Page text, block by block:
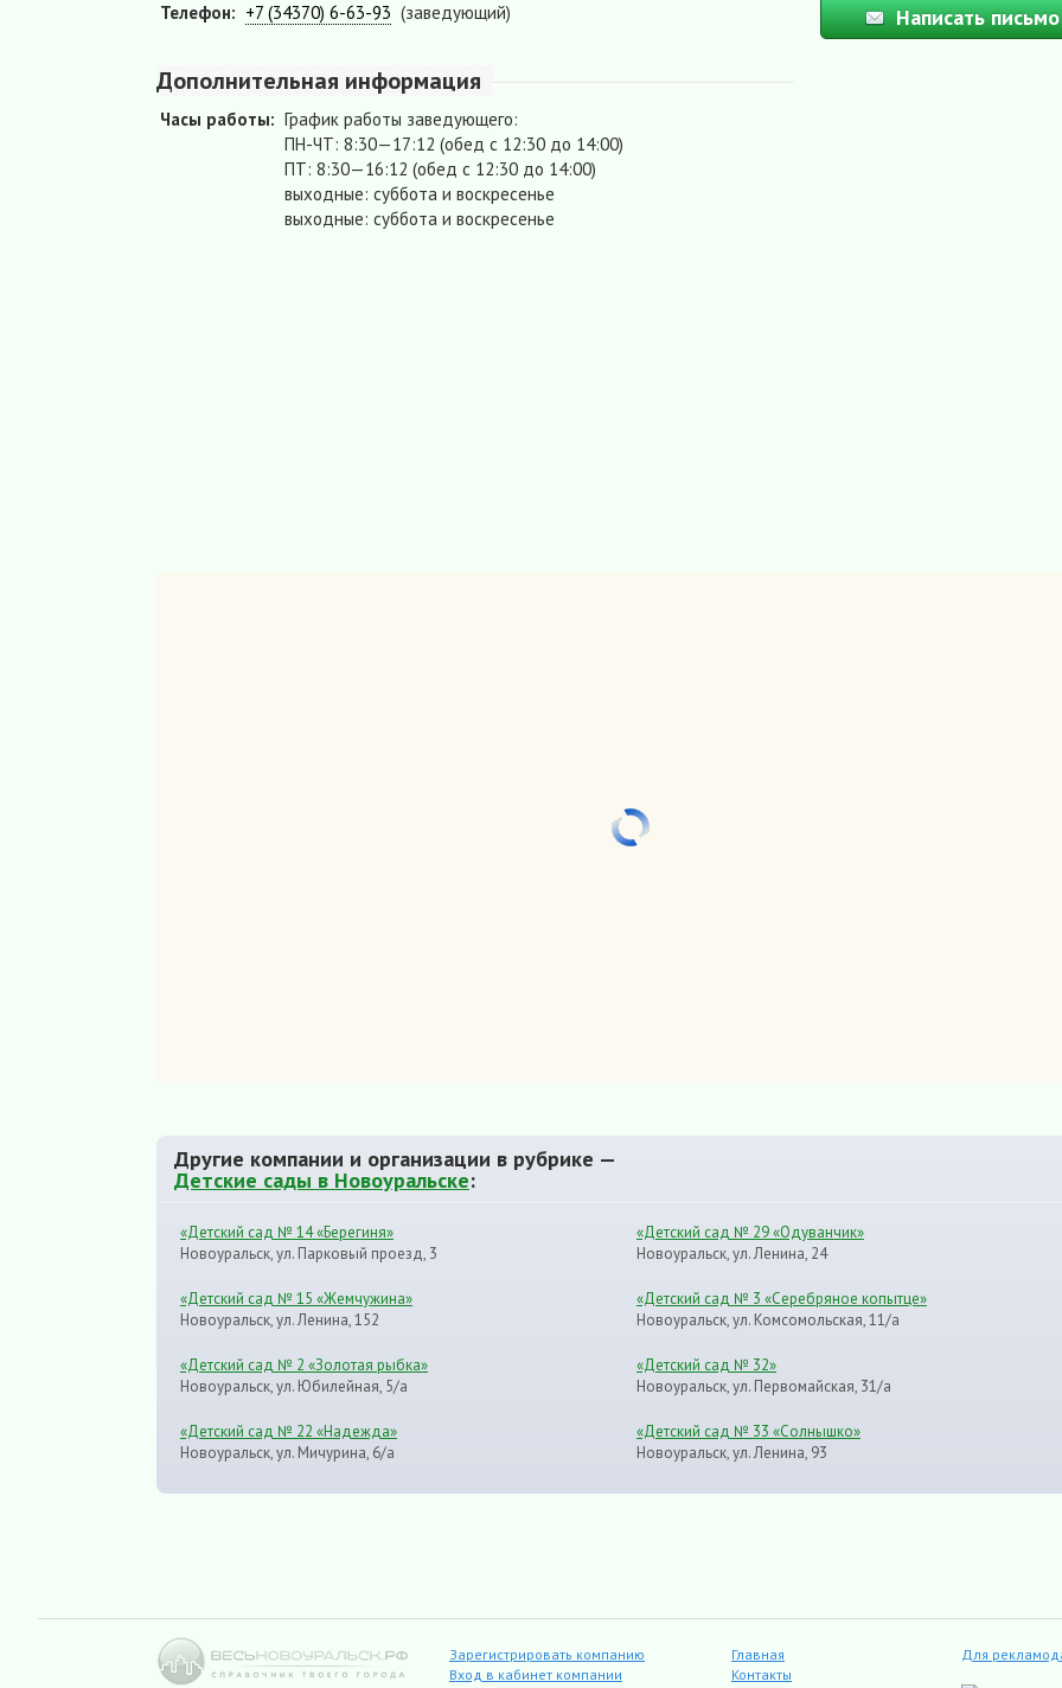
Телефон: +7 (34370) 6-63-93 (заведующий)
Дополнительная информация
Часы работы: График работы заведующего:
ПН-ЧТ: 8:30—17:12 (обед с 12:30 до 14:00)
ПТ: 8:30—16:12 (обед с 12:30 до 14:00)
выходные: суббота и воскресенье
выходные: суббота и воскресенье
Написать письмо
Другие компании и организации в рубрике —
Детские сады в Новоуральске:
«Детский сад № 14 «Берегиня»
Новоуральск, ул. Парковый проезд, 3
«Детский сад № 29 «Одуванчик»
Новоуральск, ул. Ленина, 24
«Детский сад № 15 «Жемчужина»
Новоуральск, ул. Ленина, 152
«Детский сад № 3 «Серебряное копытце»
Новоуральск, ул. Комсомольская, 11/а
«Детский сад № 2 «Золотая рыбка»
Новоуральск, ул. Юбилейная, 5/а
«Детский сад № 32»
Новоуральск, ул. Первомайская, 31/а
«Детский сад № 22 «Надежда»
Новоуральск, ул. Мичурина, 6/а
«Детский сад № 33 «Солнышко»
Новоуральск, ул. Ленина, 93
Зарегистрировать компанию
Вход в кабинет компании
Главная
Контакты
Для